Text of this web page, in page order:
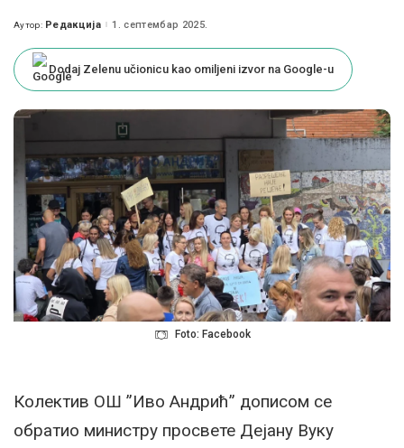
Posted
Аутор: Редакција 1. септембар 2025.
Dodaj Zelenu učionicu kao omiljeni izvor na Google-u
Foto: Facebook
Колектив ОШ ”Иво Андрић” дописом се
обратио министру просвете Дејану Вуку